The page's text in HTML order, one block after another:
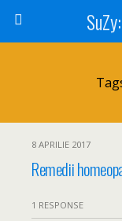
8 APRILIE 2017
Remedii
1 RESPONSE